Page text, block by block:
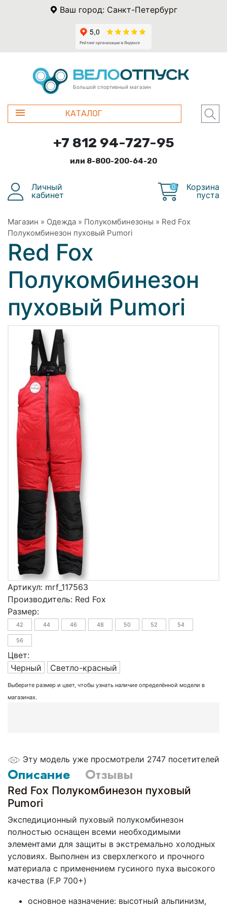
Ваш город: Санкт-Петербург
Большой спортивный магазин
КАТАЛОГ
+7 812 94-727-95
или 8-800-200-64-20
Личный
кабинет
0
Корзина
пуста
Магазин » Одежда » Полукомбинезоны » Red Fox
Полукомбинезон пуховый Pumori
Red Fox
Полукомбинезон
пуховый Pumori
Артикул: mrf_117563
Производитель: Red Fox
Размер:
42 44 46 48 50 52 54
56
Цвет:
Черный
Светло-красный
Выберите размер и цвет, чтобы узнать наличие определённой модели в
магазинах.
Эту модель уже просмотрели 2747 посетителей
Описание Отзывы
Red Fox Полукомбинезон пуховый
Pumori
Экспедиционный пуховый полукомбинезон
полностью оснащен всеми необходимыми
элементами для защиты в экстремально холодных
условиях. Выполнен из сверхлегкого и прочного
материала с применением гусиного пуха высокого
качества (F.P 700+)
основное назначение: высотный альпинизм,